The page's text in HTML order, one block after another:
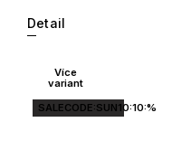
Detail
Více
variant
SALECODE:SUN10:10:%